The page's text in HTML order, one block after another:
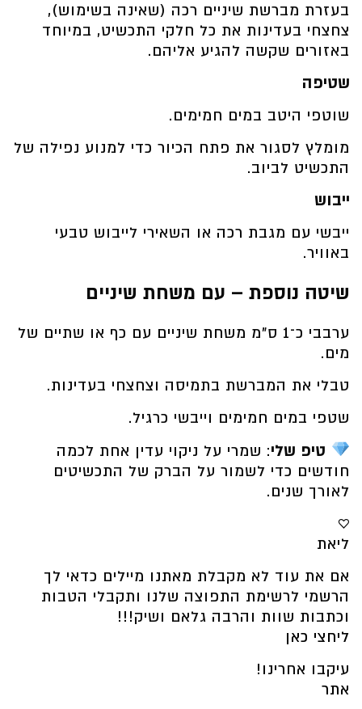
בעזרת מברשת שיניים רכה (שאינה בשימוש),
צחצחי בעדינות את כל חלקי התכשיט, במיוחד
באזורים שקשה להגיע אליהם.
שטיפה
שוטפי היטב במים חמימים.
מומלץ לסגור את פתח הכיור כדי למנוע נפילה של
התכשיט לביוב.
ייבוש
ייבשי עם מגבת רכה או השאירי לייבוש טבעי
באוויר.
שיטה נוספת – עם משחת שיניים
ערבבי כ־1 ס”מ משחת שיניים עם כף או שתיים של
מים.
טבלי את המברשת בתמיסה וצחצחי בעדינות.
שטפי במים חמימים וייבשי כרגיל.
טיפ שלי: שמרי על ניקוי עדין אחת לכמה
חודשים כדי לשמור על הברק של התכשיטים
לאורך שנים.
♡
ליאת
אם את עוד לא מקבלת מאתנו מיילים כדאי לך
הרשמי לרשימת התפוצה שלנו ותקבלי הטבות
וכתבות שוות והרבה גלאם ושיק!!!
ליחצי כאן
עיקבו אחרינו!
אתר